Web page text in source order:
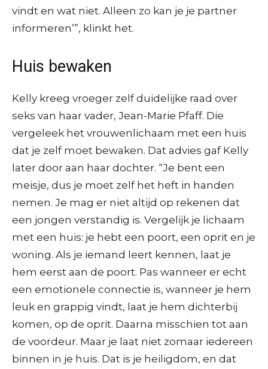
vindt en wat niet. Alleen zo kan je je partner
informeren’”, klinkt het.
Huis bewaken
Kelly kreeg vroeger zelf duidelijke raad over
seks van haar vader, Jean-Marie Pfaff. Die
vergeleek het vrouwenlichaam met een huis
dat je zelf moet bewaken. Dat advies gaf Kelly
later door aan haar dochter. “Je bent een
meisje, dus je moet zelf het heft in handen
nemen. Je mag er niet altijd op rekenen dat
een jongen verstandig is. Vergelijk je lichaam
met een huis: je hebt een poort, een oprit en je
woning. Als je iemand leert kennen, laat je
hem eerst aan de poort. Pas wanneer er echt
een emotionele connectie is, wanneer je hem
leuk en grappig vindt, laat je hem dichterbij
komen, op de oprit. Daarna misschien tot aan
de voordeur. Maar je laat niet zomaar iedereen
binnen in je huis. Dat is je heiligdom, en dat